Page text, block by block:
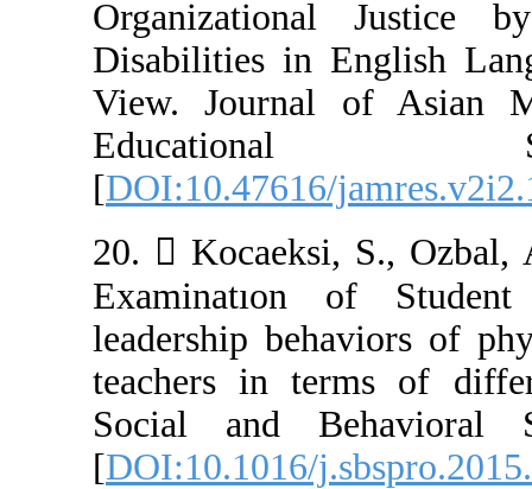
Disabilities in
View. Journal
[DOI:10.47616/
20. 
Examinatıon
leadership
teachers in
Social and
[DOI:10.1016/